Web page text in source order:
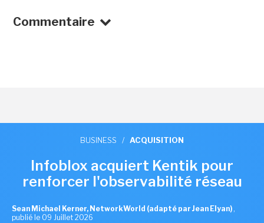
Commentaire
BUSINESS / ACQUISITION
Infoblox acquiert Kentik pour
renforcer l'observabilité réseau
Sean Michael Kerner, NetworkWorld (adapté par Jean Elyan) ,
publié le 09 Juillet 2026